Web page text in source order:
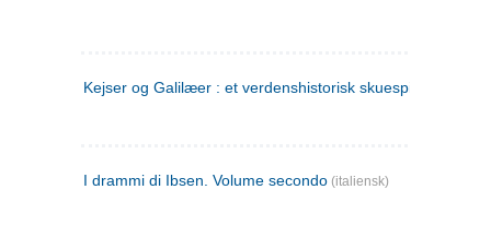
Kejser og Galilæer : et verdenshistorisk skuespil
I drammi di Ibsen. Volume secondo (italiensk)